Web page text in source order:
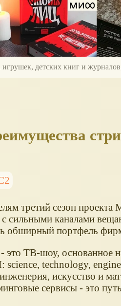
детских книг и
третий сезон
с сильными каналами
обширный портфель
ТВ-шоу, основанное
science, technology,
искусство и
сервисы - это